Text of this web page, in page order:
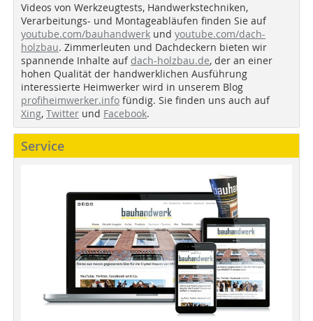
Videos von Werkzeugtests, Handwerkstechniken,
Verarbeitungs- und Montageabläufen finden Sie auf
youtube.com/bauhandwerk und youtube.com/dach-
holzbau. Zimmerleuten und Dachdeckern bieten wir
spannende Inhalte auf dach-holzbau.de, der an einer
hohen Qualität der handwerklichen Ausführung
interessierte Heimwerker wird in unserem Blog
profiheimwerker.info fündig. Sie finden uns auch auf
Xing, Twitter und Facebook.
Service